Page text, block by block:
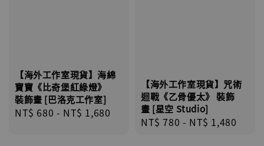
【海外工作室現貨】海綿
寶寶《比奇堡紅綠燈》
裝飾畫 [巴洛克工作室]
Regular
NT$ 680 - NT$ 1,680
【海外工作室現貨】咒術
迴戰《乙骨優太》 裝飾
畫 [星空 Studio]
Regular
NT$ 780 - NT$ 1,480